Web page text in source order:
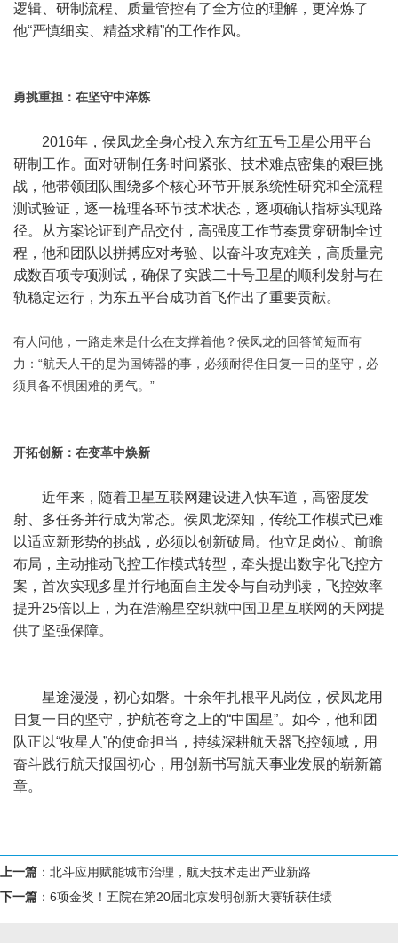
逻辑、研制流程、质量管控有了全方位的理解，更淬炼了
他“严慎细实、精益求精”的工作作风。
勇挑重担：在坚守中淬炼
2016年，侯凤龙全身心投入东方红五号卫星公用平台
研制工作。面对研制任务时间紧张、技术难点密集的艰巨挑
战，他带领团队围绕多个核心环节开展系统性研究和全流程
测试验证，逐一梳理各环节技术状态，逐项确认指标实现路
径。从方案论证到产品交付，高强度工作节奏贯穿研制全过
程，他和团队以拼搏应对考验、以奋斗攻克难关，高质量完
成数百项专项测试，确保了实践二十号卫星的顺利发射与在
轨稳定运行，为东五平台成功首飞作出了重要贡献。
有人问他，一路走来是什么在支撑着他？侯凤龙的回答简短而有
力：“航天人干的是为国铸器的事，必须耐得住日复一日的坚守，必
须具备不惧困难的勇气。”
开拓创新：在变革中焕新
近年来，随着卫星互联网建设进入快车道，高密度发
射、多任务并行成为常态。侯凤龙深知，传统工作模式已难
以适应新形势的挑战，必须以创新破局。他立足岗位、前瞻
布局，主动推动飞控工作模式转型，牵头提出数字化飞控方
案，首次实现多星并行地面自主发令与自动判读，飞控效率
提升25倍以上，为在浩瀚星空织就中国卫星互联网的天网提
供了坚强保障。
星途漫漫，初心如磐。十余年扎根平凡岗位，侯凤龙用
日复一日的坚守，护航苍穹之上的“中国星”。如今，他和团
队正以“牧星人”的使命担当，持续深耕航天器飞控领域，用
奋斗践行航天报国初心，用创新书写航天事业发展的崭新篇
章。
上一篇 ： 北斗应用赋能城市治理，航天技术走出产业新路
下一篇 ： 6项金奖！五院在第20届北京发明创新大赛斩获佳绩